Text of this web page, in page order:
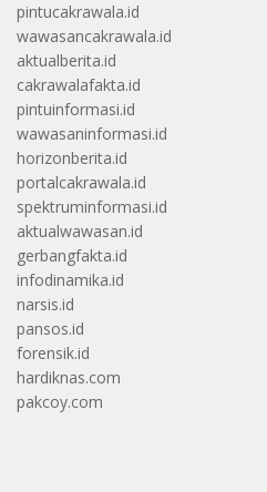
pintucakrawala.id
wawasancakrawala.id
aktualberita.id
cakrawalafakta.id
pintuinformasi.id
wawasaninformasi.id
horizonberita.id
portalcakrawala.id
spektruminformasi.id
aktualwawasan.id
gerbangfakta.id
infodinamika.id
narsis.id
pansos.id
forensik.id
hardiknas.com
pakcoy.com